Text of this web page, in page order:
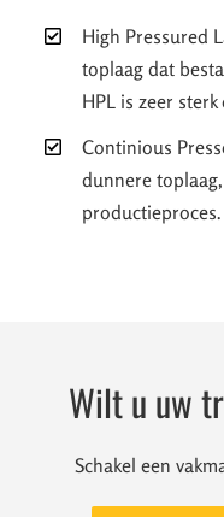
High Pressured
toplaag dat
HPL is zeer
Continious
dunnere
productieproces.
Wilt u uw
Schakel een